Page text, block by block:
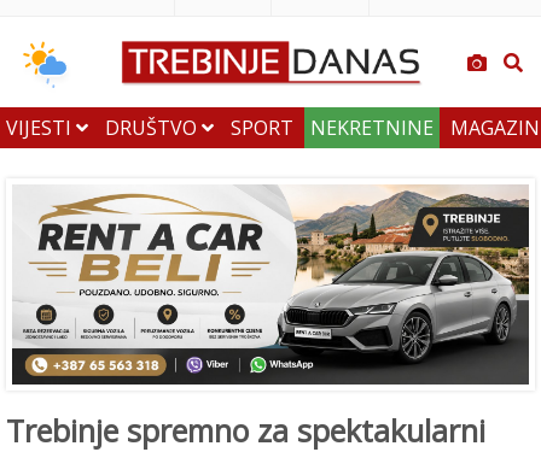
VIJESTI DRUŠTVO SPORT NEKRETNINE
Trebinje spremno za spektakularni